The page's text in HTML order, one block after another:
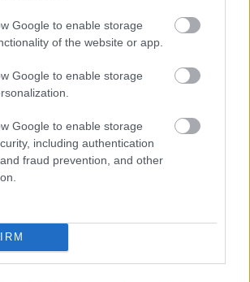
Google to enable storage
of the website or app.
Google to enable storage
Google to enable storage
including authentication
fraud prevention, and other
sajt, a vaj és a friss zöldség, de
éttermi árak
az elemzőktől: óriási
a történelmi mélység